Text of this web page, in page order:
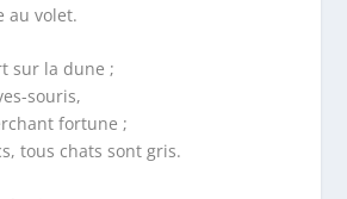
au volet.
sur la dune ;
souris,
fortune ;
tous chats sont gris.